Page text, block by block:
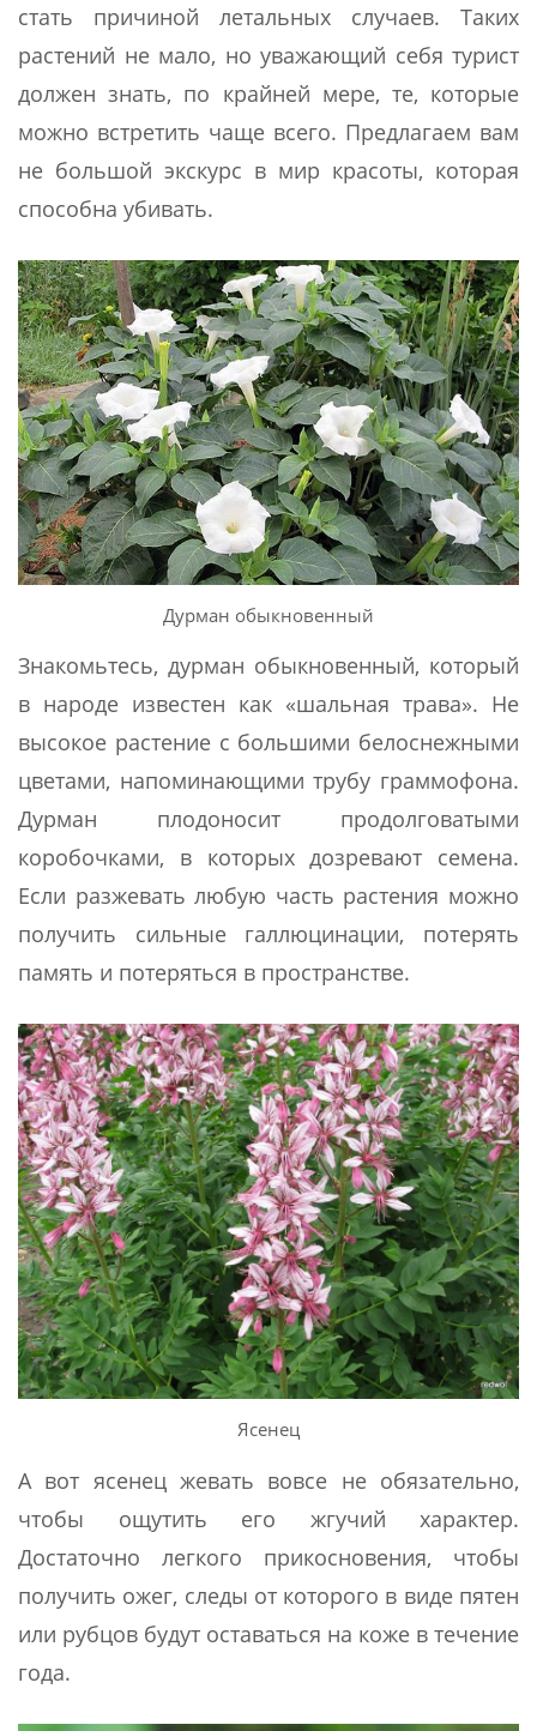
стать причиной летальных случаев. Таких
растений не мало, но уважающий себя турист
должен знать, по крайней мере, те, которые
можно встретить чаще всего. Предлагаем вам
не большой экскурс в мир красоты, которая
способна убивать.
Дурман обыкновенный
Знакомьтесь, дурман обыкновенный, который
в народе известен как «шальная трава». Не
высокое растение с большими белоснежными
цветами, напоминающими трубу граммофона.
Дурман плодоносит продолговатыми
коробочками, в которых дозревают семена.
Если разжевать любую часть растения можно
получить сильные галлюцинации, потерять
память и потеряться в пространстве.
Ясенец
А вот ясенец жевать вовсе не обязательно,
чтобы ощутить его жгучий характер.
Достаточно легкого прикосновения, чтобы
получить ожег, следы от которого в виде пятен
или рубцов будут оставаться на коже в течение
года.